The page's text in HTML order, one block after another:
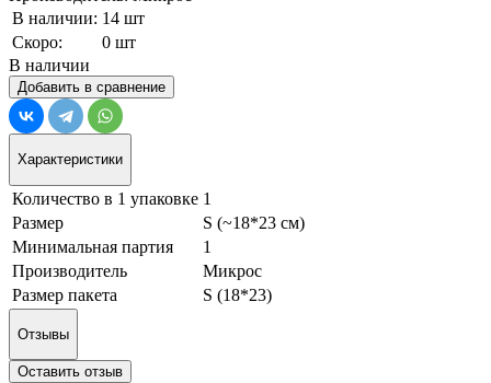
В наличии: 14 шт
Скоро:
0 шт
В наличии
Добавить в сравнение
Характеристики
Количество в 1 упаковке 1
Размер
S (~18*23 см)
Минимальная партия
1
Производитель
Микрос
Размер пакета
S (18*23)
Отзывы
Оставить отзыв